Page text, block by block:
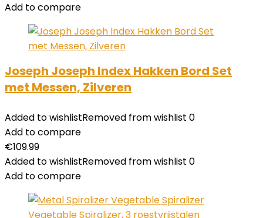
Add to compare
Joseph Joseph Index Hakken Bord Set
met Messen, Zilveren
Added to wishlistRemoved from wishlist 0
Add to compare
€109.99
Added to wishlistRemoved from wishlist 0
Add to compare